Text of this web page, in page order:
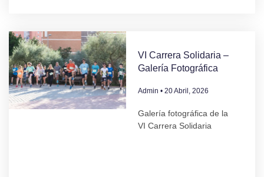
VI Carrera Solidaria –
Galería Fotográfica
Admin 20 Abril, 2026
Galería fotográfica de la
VI Carrera Solidaria